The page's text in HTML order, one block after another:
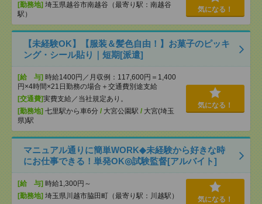
[勤務地] 埼玉県越谷市南越谷（最寄り駅：南越谷
駅）
気になる！
【未経験OK】【服装＆髪色自由！】お菓子のピッキ
ング・シール貼り｜短期[派遣]
[給 与] 時給1400円／月収例：117,600円＝1,400
円×4時間×21日勤務の場合＋交通費別途支給
[交通費]実費支給／当社規定あり。
[勤務地] 七里駅から車6分 / 大宮公園駅 / 大宮(埼玉
県)駅
気になる！
マニュアル通りに簡単WORK◆未経験から好きな時
にお仕事できる！単発OK◎試験監督[アルバイト]
[給 与] 時給1,300円～
[勤務地] 埼玉県川越市脇田町（最寄り駅：川越駅） 気になる！